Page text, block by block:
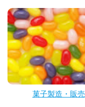
菓子製造・販売